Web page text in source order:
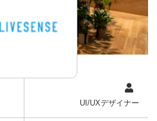
UI/UXデザイナー